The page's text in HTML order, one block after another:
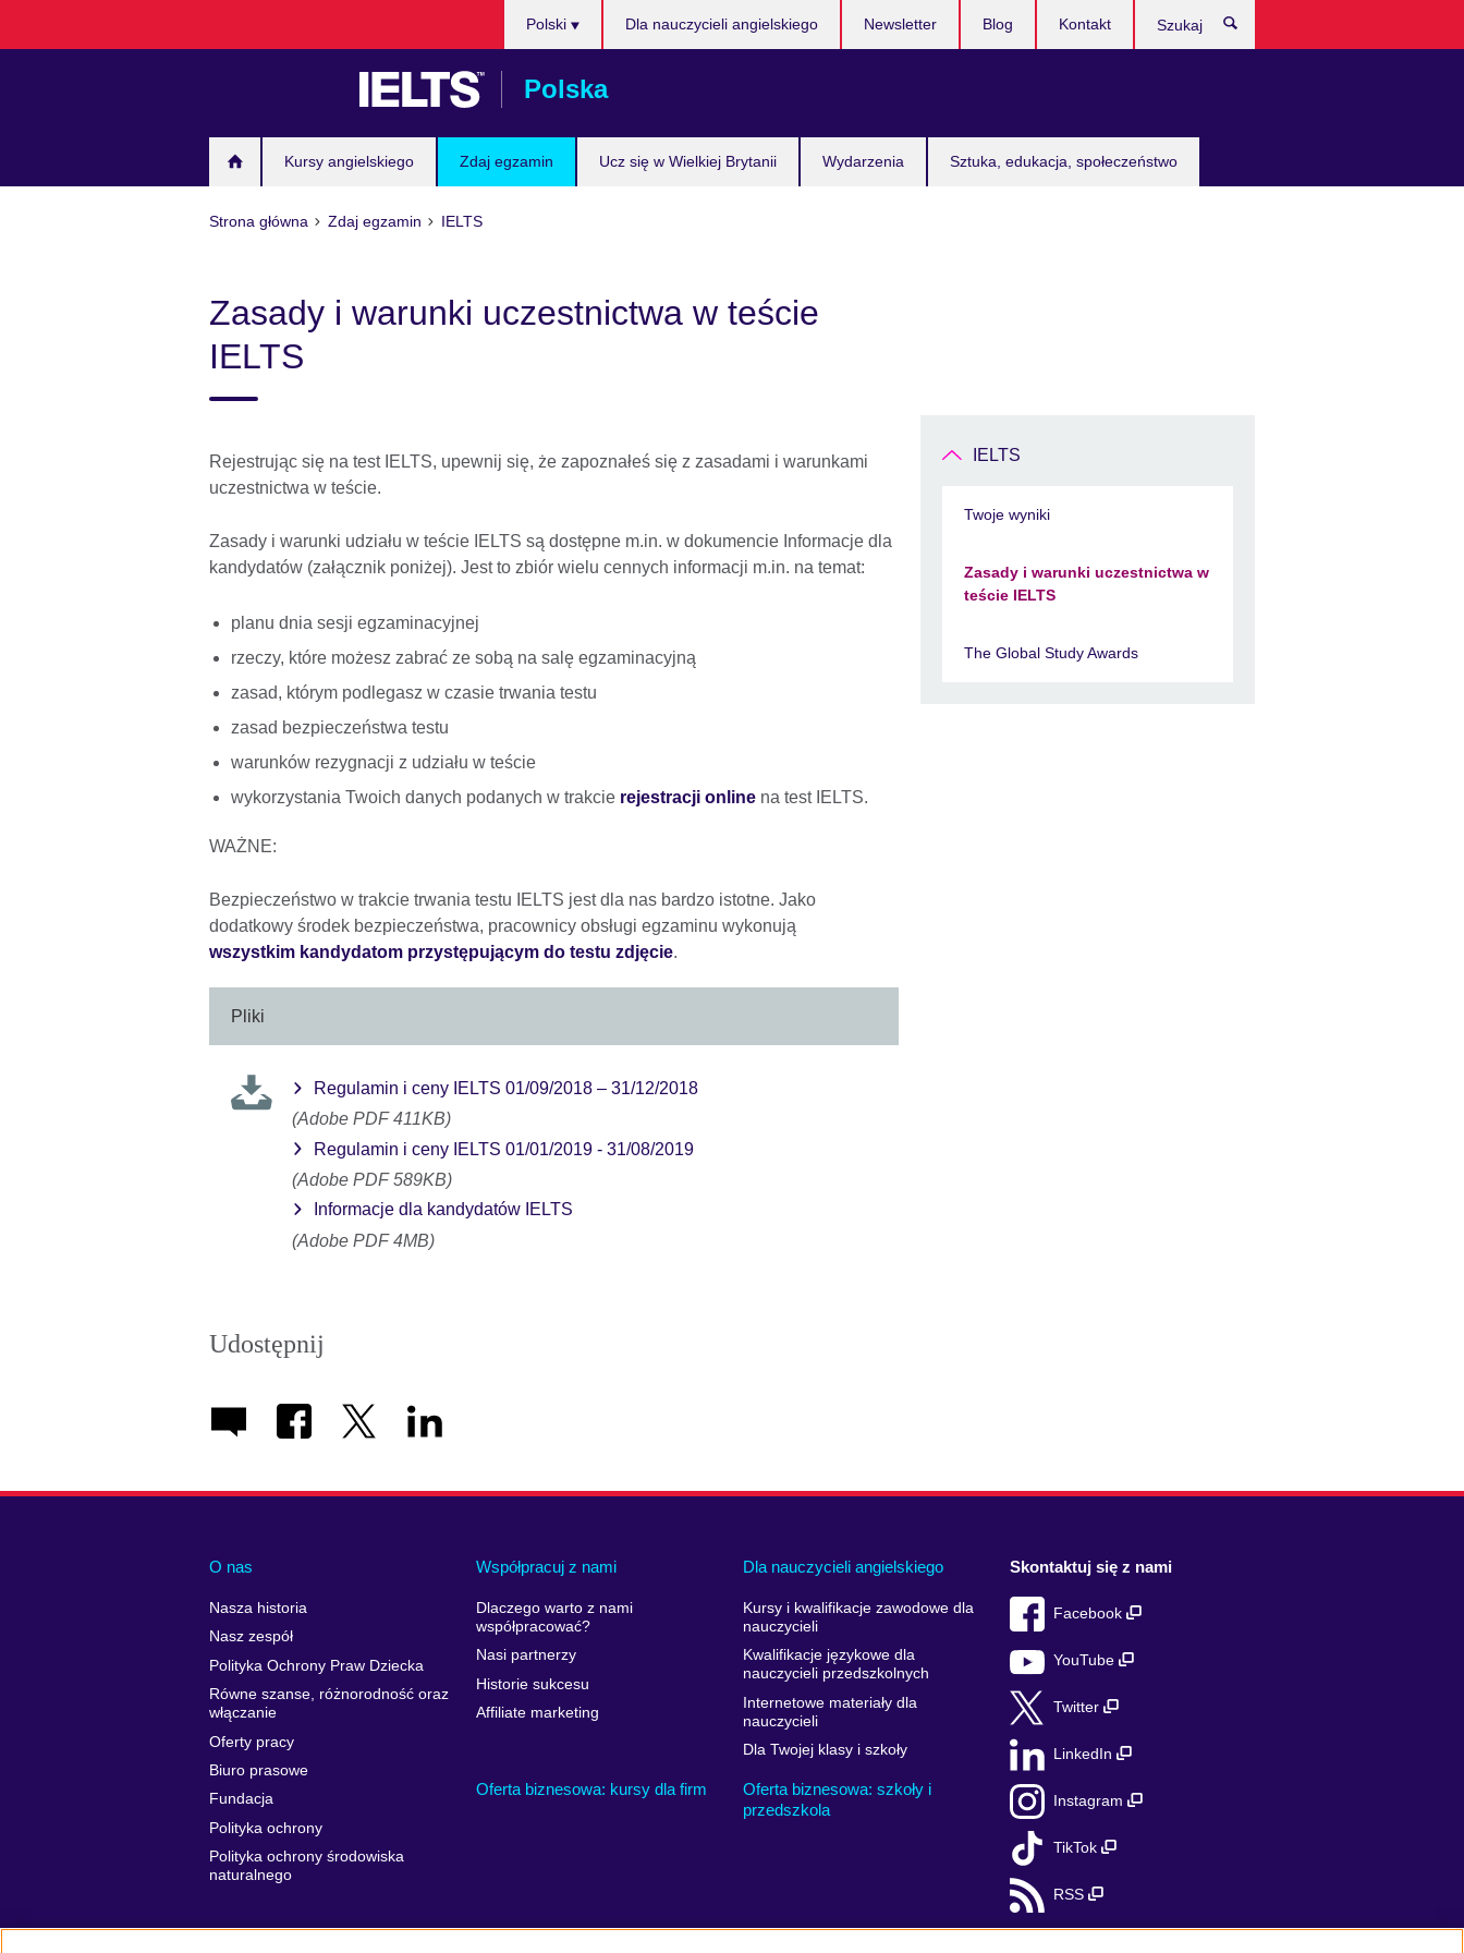
Polska
Kursy angielskiego Zdaj egzamin Ucz się w Wielkiej Brytanii Wydarzenia Sztuka, edukacja, społeczeństwo
Polski Dla nauczycieli angielskiego Newsletter Blog Kontakt
Strona główna Zdaj egzamin IELTS
Zasady i warunki uczestnictwa w teście
IELTS
Rejestrując się na test IELTS, upewnij się, że zapoznałeś się z zasadami i warunkami
uczestnictwa w teście.
Zasady i warunki udziału w teście IELTS są dostępne m.in. w dokumencie Informacje dla
kandydatów (załącznik poniżej). Jest to zbiór wielu cennych informacji m.in. na temat:
planu dnia sesji egzaminacyjnej
rzeczy, które możesz zabrać ze sobą na salę egzaminacyjną
zasad, którym podlegasz w czasie trwania testu
zasad bezpieczeństwa testu
warunków rezygnacji z udziału w teście
wykorzystania Twoich danych podanych w trakcie rejestracji online na test IELTS.
WAŻNE:
Bezpieczeństwo w trakcie trwania testu IELTS jest dla nas bardzo istotne. Jako
dodatkowy środek bezpieczeństwa, pracownicy obsługi egzaminu wykonują
wszystkim kandydatom przystępującym do testu zdjęcie.
Pliki
Regulamin i ceny IELTS 01/09/2018 – 31/12/2018
(Adobe PDF 411KB)
Regulamin i ceny IELTS 01/01/2019 - 31/08/2019
(Adobe PDF 589KB)
Informacje dla kandydatów IELTS
(Adobe PDF 4MB)
Udostępnij
IELTS
Twoje wyniki
Zasady i warunki uczestnictwa w
teście IELTS
The Global Study Awards
O nas
Nasza historia
Nasz zespół
Polityka Ochrony Praw Dziecka
Równe szanse, różnorodność oraz
włączanie
Oferty pracy
Biuro prasowe
Fundacja
Polityka ochrony
Polityka ochrony środowiska
naturalnego
Współpracuj z nami
Dlaczego warto z nami
współpracować?
Nasi partnerzy
Historie sukcesu
Affiliate marketing
Dla nauczycieli angielskiego
Kursy i kwalifikacje zawodowe dla
nauczycieli
Kwalifikacje językowe dla
nauczycieli przedszkolnych
Internetowe materiały dla
nauczycieli
Dla Twojej klasy i szkoły
Oferta biznesowa: kursy dla firm
Oferta biznesowa: szkoły i
przedszkola
Skontaktuj się z nami
Facebook
YouTube
Twitter
LinkedIn
Instagram
TikTok
RSS